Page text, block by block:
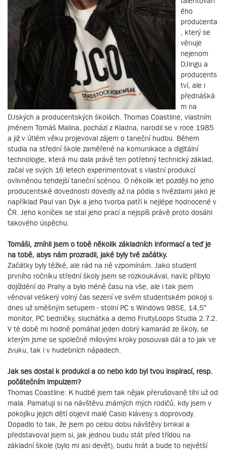
ého
producenta
, který se
věnuje
nejenom
DJingu a
producents
tví, ale i
přednášká
m na
DJských a producentských školách. Thomas Coastline, vlastním
jménem Tomáš Malina, pochází z Kladna, narodil se v roce 1985
a již v útlém věku projevoval zájem o taneční hudbu. Během
studia na střední škole zaměřené na komunikace a digitální
technologie, která mu dala právě ten potřebný technický základ,
začal ve svých 16 letech experimentovat s vlastní produkcí
ovlivněnou tehdejší taneční scénou. O několik let později ho jeho
producentské dovednosti dovedly až na pódia s hvězdami jako je
například Paul van Dyk a jeho tvorba patří k nejlépe hodnocené v
ČR. Jeho koníček se stal jeho prací a nejspíš právě proto dosáhl
takového úspěchu.
Tomáši, zmínil jsem o tobě několik základních informací a teď je
na tobě, abys nám prozradil, jaké byly tvé začátky.
Začátky byly těžké, ale rád na ně vzpomínám. Jako student
prvního ročníku střední školy jsem se rozkoukával, navíc přibylo
dojíždění do Prahy a bylo méně času na vše, ale i tak jsem
věnoval veškerý volný čas sezení ve svém studentském pokoji s
dnes už směšným setupem - stolní PC s Windows 98SE, 14,5“
monitor, PC bedničky, sluchátka a demo FruityLoops Studia 2.7.2.
V té době mi hodně pomáhal jeden dobrý kamarád ze školy, se
kterým jsme se společně mílovými kroky posouvali dál a to jak ve
zvuku, tak i v hudebních nápadech.
Jak ses dostal k produkci a co nebo kdo byl tvou inspirací, resp.
počátečním impulzem?
Thomas Coastline: K hudbě jsem tak nějak přerušovaně tíhl už od
mala. Pamatuji si na návštěvu známých mých rodičů, kdy jsem v
pokojíku jejich dětí objevil malé Casio klávesy s doprovody.
Dopadlo to tak, že jsem po celou dobu návštěvy brnkal a
představoval jsem si, jak jednou budu stát před třídou na
základní škole (bylo mi asi devět), budu hrát a bude to největší